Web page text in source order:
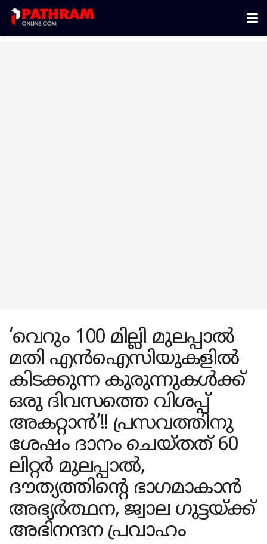
‘വെറും 100 മില്ലി മുലപ്പാൽ
മതി എൻഐസിയുകളിൽ
കിടക്കുന്ന കുരുന്നുകൾക്ക്
ഒരു ദിവസത്തെ വിശപ്പ്
അകറ്റാൻ’!! പ്രസവത്തിനു
ശേഷം ദാനം ചെയ്തത് 60
ലിറ്റർ മുലപ്പാൽ,
ദൗത്യത്തിന്റെ ഭാഗമാകാൻ
അഭ്യർത്ഥന, ജ്വാല ഗുട്ടയ്ക്ക്
അഭിനന്ദന പ്രവാഹം